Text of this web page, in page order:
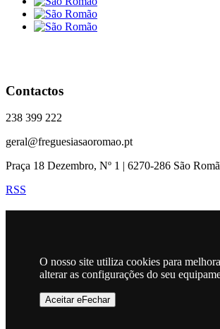
O nosso site utiliza cookies para
alterar as configurações do seu
Aceitar eFechar
Contactos
238 399 222
geral@freguesiasaoromao.pt
Praça 18 Dezembro, Nº 1 | 6270-286 São
RSS
Mapa